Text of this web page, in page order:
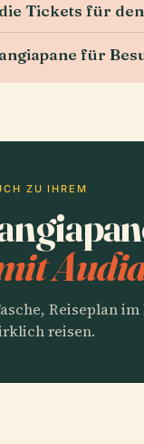
Tickets für
für
ZU IHREM
Reiseplan
reisen.